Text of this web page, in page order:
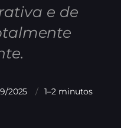
e de
2025 1–2 minutos